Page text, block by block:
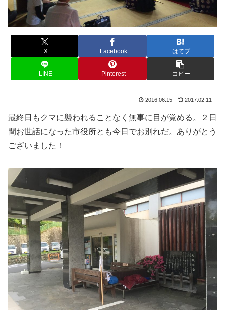
X Facebook はてブ
LINE Pinterest コピー
2016.06.15 2017.02.11
最終日もクマに襲われることなく無事に目が覚める。２日
間お世話になった市役所とも今日でお別れだ。ありがとう
ございました！